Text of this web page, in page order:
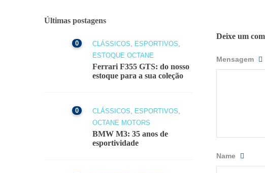
Deixe um
Mensagem
Name
Últimas postagens
0 CLÁSSICOS ESPORTIVOS
ESTOQUE OCTANE
Ferrari F355 GTS: do nosso
estoque para a sua coleção
0 CLÁSSICOS ESPORTIVOS
OCTANE MOTORS
BMW M3: 35 anos de
esportividade